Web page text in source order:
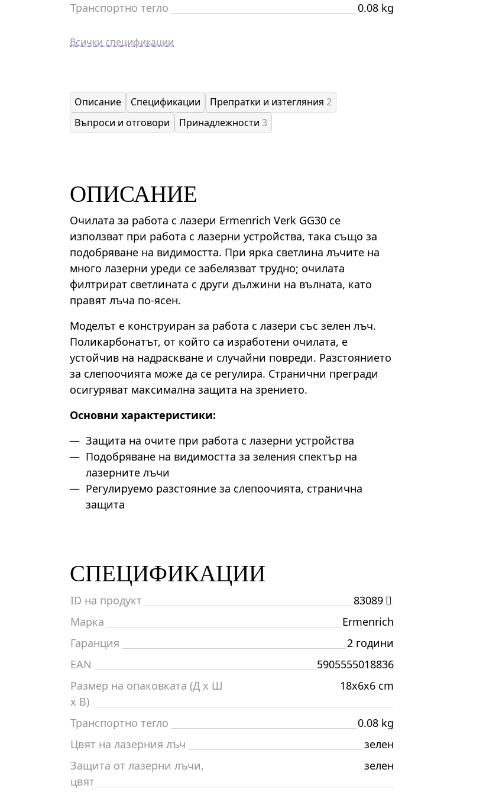
Транспортно тегло 0.08 kg
Всички спецификации
Описание Спецификации Препратки и изтегляния 2
Въпроси и отговори
Принадлежности 3
ОПИСАНИЕ
Очилата за работа с лазери Ermenrich Verk GG30 се
използват при работа с лазерни устройства, така също за
подобряване на видимостта. При ярка светлина лъчите на
много лазерни уреди се забелязват трудно; очилата
филтрират светлината с други дължини на вълната, като
правят лъча по-ясен.
Моделът е конструиран за работа с лазери със зелен лъч.
Поликарбонатът, от който са изработени очилата, е
устойчив на надраскване и случайни повреди. Разстоянието
за слепоочията може да се регулира. Странични прегради
осигуряват максимална защита на зрението.
Основни характеристики:
Защита на очите при работа с лазерни устройства
Подобряване на видимостта за зеления спектър на
лазерните лъчи
Регулируемо разстояние за слепоочията, странична
защита
СПЕЦИФИКАЦИИ
ID на продукт
83089
Марка
Ermenrich
Гаранция
2 години
EAN
5905555018836
Размер на опаковката (Д x Ш
x В)
18x6x6 cm
Транспортно тегло
0.08 kg
Цвят на лазерния лъч
зелен
Защита от лазерни лъчи,
цвят
зелен